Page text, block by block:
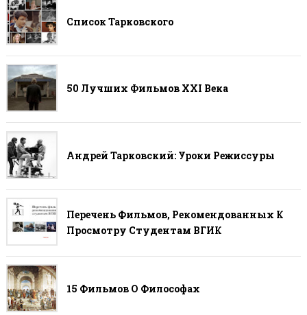
Список Тарковского
50 Лучших Фильмов ХХI Века
Андрей Тарковский: Уроки Режиссуры
Перечень Фильмов, Рекомендованных К
Просмотру Студентам ВГИК
15 Фильмов О Философах